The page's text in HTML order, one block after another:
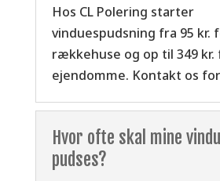
Hos CL Polering starter
vinduespudsning fra 95 kr.
rækkehuse og op til 349
ejendomme. Kontakt os
Hvor ofte skal mine
pudses?